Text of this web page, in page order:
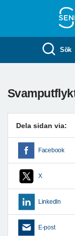
Sök
Dela sidan via:
Facebook
X
LinkedIn
E-post